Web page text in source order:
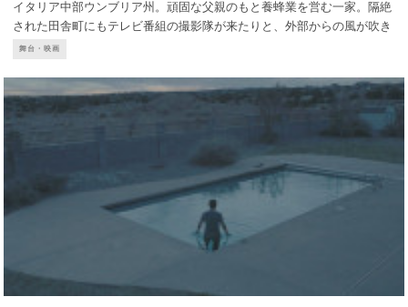
イタリア中部ウンブリア州。頑固な父親のもと養蜂業を営む一家。隔絶
された田舎町にもテレビ番組の撮影隊が来たりと、外部からの風が吹き
込んでくる。イタリア映画『Les Merveilles』は、伝統と進化、幻想と
舞台・映画